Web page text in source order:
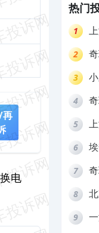
再
电
热门
1
2
3
4
5
6
7
8
9